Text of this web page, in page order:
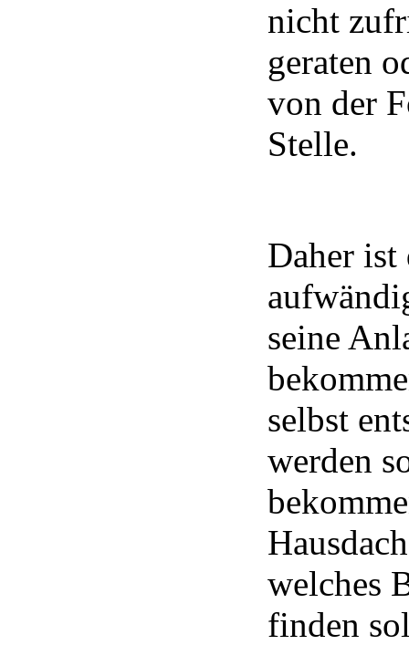
nicht
geraten
von der
Stelle.
Daher ist
seine
selbst
werden
welches
finden